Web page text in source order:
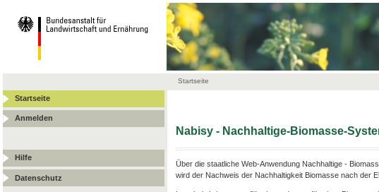
Startseite
Startseite
Anmelden
Hilfe
Datenschutz
Nabisy - Nachhaltige-Biomasse-
Über die staatliche Web-Anwendung Nachhaltige -
wird der Nachweis der Nachhaltigkeit Biomasse nach der